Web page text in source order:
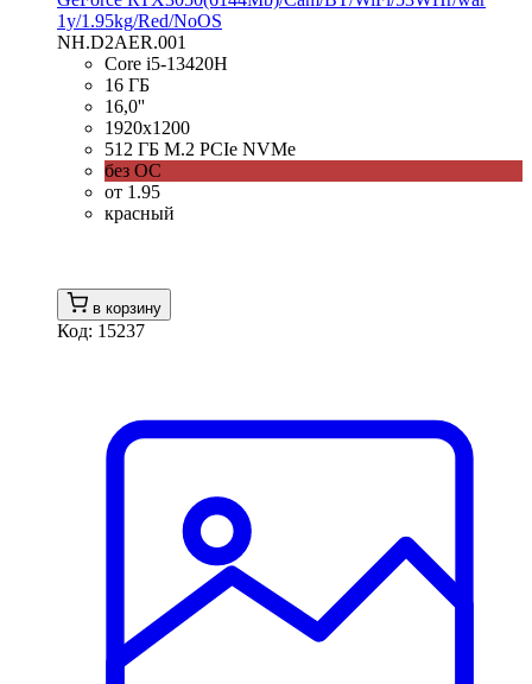
1y/1.95kg/Red/NoOS
NH.D2AER.001
Core i5-13420H
16 ГБ
16,0''
1920x1200
512 ГБ M.2 PCIe NVMe
без ОС
от 1.95
красный
в корзину
Код: 15237